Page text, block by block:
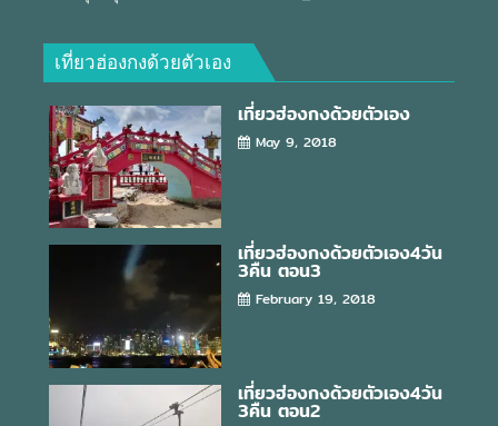
เที่ยวฮ่องกงด้วยตัวเอง
เที่ยวฮ่องกงด้วยตัวเอง
May 9, 2018
เที่ยวฮ่องกงด้วยตัวเอง4วัน
3คืน ตอน3
February 19, 2018
เที่ยวฮ่องกงด้วยตัวเอง4วัน
3คืน ตอน2